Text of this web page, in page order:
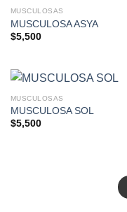
MUSCULOSAS
MUSCULOSA ASYA
$5,500
MUSCULOSAS
MUSCULOSA SOL
$5,500